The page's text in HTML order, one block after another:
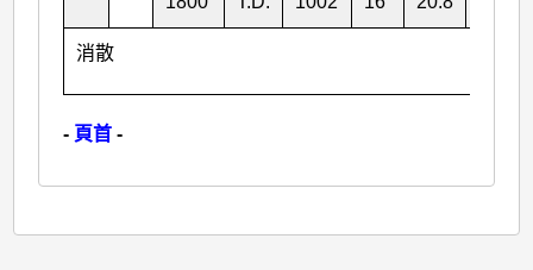
消散
- 頁首 -